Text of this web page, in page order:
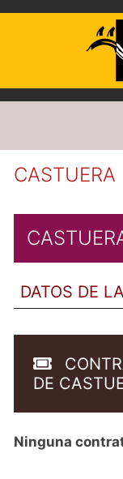
contenido
CASTUERA
DATOS DE
DE
Ninguna